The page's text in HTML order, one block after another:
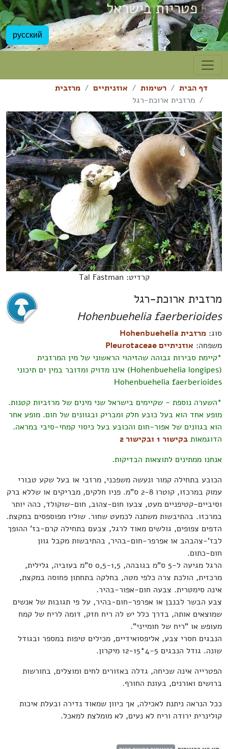
פטריות בישראל
русский
דף הבית רשימות אוזניתיים
מרזבית
מרזבית ארוכת-רגל
קרדיט: Tal Fastman
מרזבית ארוכת-רגל
Hohenbuehelia faerberioides
סוג:מרזבית Hohenbuehelia
משפחה:אוזניתיים Pleurotaceae
*קיימת סבירות גבוהה שהזיהוי הראשוני של מין המרזבית
(Hohenbuehelia longipes) אינו מדויק ומדובר במין ים תיכוני
Hohenbuehelia faerberioides
*השערה נוספת - שקיימים בישראל שני מינים של מרזביות קטנות.
מופע אחד הוא בעל כובע חלק ומבריק ובגוונים של חום. מופע אחר
הוא בגוונים של אפור-חום והכובע בעל כיסוי קמחי-סיבי במראה.
הדוגמאותבקישור 1
ובקישור 2
אנחנו ממתינים לתוצאות הבדיקות.
הכובע בתחילה קמור ונעשה משפכני, מרזבי או בעל שקע טבורי
עמוק במרכזו, קוטרו 2-8 ס"מ. פניו חלקים, מבריקים או שללא ברק
וסיביים-קטיפניים מעט, צבעו חום-צהוב, חום-שוקולד, כהה יותר
במרכזו. בהתיבשות משתנה לכמעט שחור. שוליו מפוספסים במקצת.
הדפים צפופים, גולשים מאוד לרגל, צבעם בתחילה קרם-בז' ההופך
לבז'-צהבהב או אפרפר-חום-בהיר, בהתיבשות מקבל גוון
חום-כתום.
הרגל מגיעה ל-5 ס"מ בגובהה, 0,5-1,5 ס"מ בעוביה, גלילית,
מרכזית, הולכת צרה כלפי מטה, בחלקה בתחתון פחוסה במקצת,
אינה סימטרית. צבעה חום-אפור-בהיר.
צבע הבשר לבנבן או אפרפר-חום-בהיר, על פי תגובות של אנשים
שמוצאים אותה, בדרך כלל יש לה ריח חזק, דומה לריח של קמח
מעופש או "ריח של חומייני".
הנבגים חסרי צבע, אליפסואידיים, מכילים טיפות במספר ובגודל
שונה. גודל הנבגים 4-5*12-15 מיקרון.
הפטרייה אינה שכיחה, גדלה באזורים לחים ומוצלים, בחורשות
ברושים ואורנים, בעונת החורף.
ככל הנראה ניתנת לאכילה, אך כיוון שמאוד נדירה ובעלת איכות
קולינרית ירודה וריח לא נעים, לא מומלצת למאכל.